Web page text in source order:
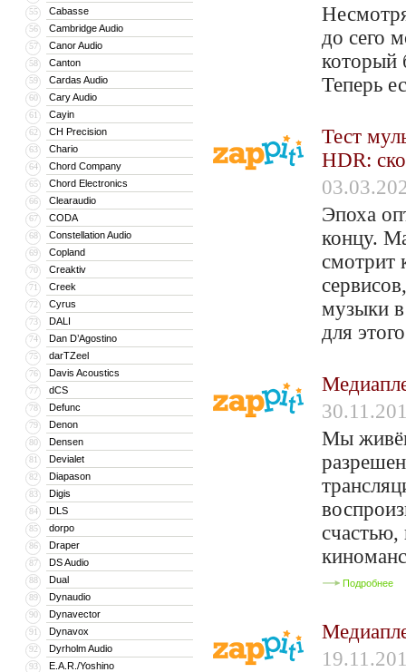
55 Cabasse
56 Cambridge Audio
57 Canor Audio
58 Canton
59 Cardas Audio
60 Cary Audio
61 Cayin
62 CH Precision
63 Chario
64 Chord Company
65 Chord Electronics
66 Clearaudio
67 CODA
68 Constellation Audio
69 Copland
70 Creaktiv
71 Creek
72 Cyrus
73 DALI
74 Dan D’Agostino
75 darTZeel
76 Davis Acoustics
77 dCS
78 Defunc
79 Denon
80 Densen
81 Devialet
82 Diapason
83 Digis
84 DLS
85 dorpo
86 Draper
87 DS Audio
88 Dual
89 Dynaudio
90 Dynavector
91 Dynavox
92 Dyrholm Audio
93 E.A.R./Yoshino
до сего
который
Теперь
Тест
HDR:
Эпоха
концу.
смотрит
музыки
для
Мы
счастью,
Подробнее